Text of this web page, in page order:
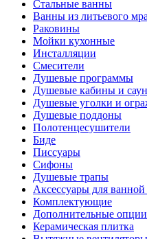
Стальные ванны
Ванны из литьевого
Раковины
Мойки кухонные
Инсталляции
Смесители
Душевые программы
Душевые кабины и
Душевые уголки и
Душевые поддоны
Полотенцесушители
Биде
Писсуары
Сифоны
Душевые трапы
Аксессуары для
Комплектующие
Дополнительные опции
Керамическая плитка